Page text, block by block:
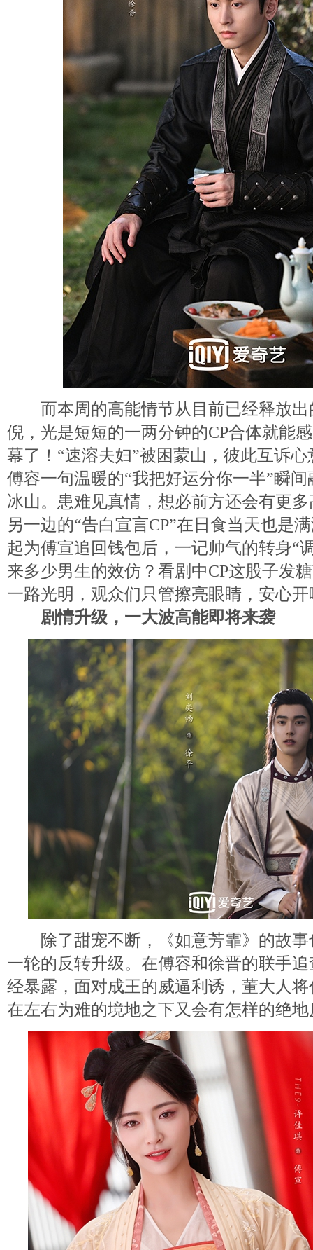
而本周的高能情节从目前已经释放出
倪，光是短短的一两分钟的CP合体就能
幕了！“速溶夫妇”被困蒙山，彼此互诉
傅容一句温暖的“我把好运分你一半”瞬
冰山。患难见真情，想必前方还会有更
另一边的“告白宣言CP”在日食当天也是
起为傅宣追回钱包后，一记帅气的转身“
来多少男生的效仿？看剧中CP这股子发
一路光明，观众们只管擦亮眼睛，安心
剧情升级，一大波高能即将来袭
除了甜宠不断，《如意芳霏》的故事
一轮的反转升级。在傅容和徐晋的联手
经暴露，面对成王的威逼利诱，董大人
在左右为难的境地之下又会有怎样的绝地